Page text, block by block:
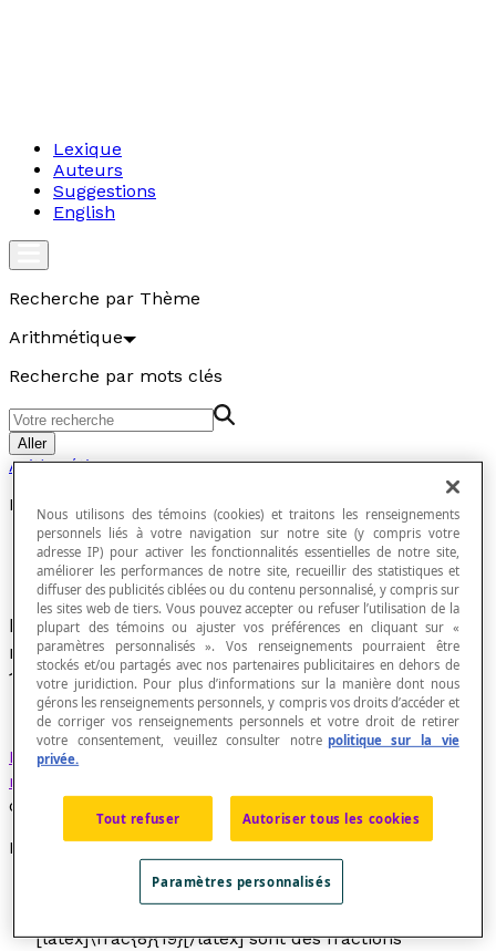
Lexique
Auteurs
Suggestions
English
Recherche par Thème
Arithmétique
Recherche par mots clés
Aller
Arithmétique
Fraction irréductible
Fraction dont le numérateur et le dénominateur
n'ont pas de diviseur entier commun différent de
1.
Fraction
relativement premiers
diviseur entier commun différent de 1.
Exemples
Des fractions comme [latex]\frac{2}{3}[/latex],
[latex]\frac{8}{19}[/latex] sont des fractions
Nous utilisons des témoins (cookies) et traitons les renseignements
personnels liés à votre navigation sur notre site (y compris votre
adresse IP) pour activer les fonctionnalités essentielles de notre site,
améliorer les performances de notre site, recueillir des statistiques et
diffuser des publicités ciblées ou du contenu personnalisé, y compris sur
les sites web de tiers. Vous pouvez accepter ou refuser l’utilisation de la
plupart des témoins ou ajuster vos préférences en cliquant sur «
paramètres personnalisés ». Vos renseignements pourraient être
stockés et/ou partagés avec nos partenaires publicitaires en dehors de
votre juridiction. Pour plus d’informations sur la manière dont nous
gérons les renseignements personnels, y compris vos droits d’accéder et
de corriger vos renseignements personnels et votre droit de retirer
votre consentement, veuillez consulter notre politique sur la vie
privée.
Tout refuser Autoriser tous les cookies
Paramètres personnalisés